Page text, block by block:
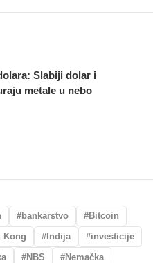
Slabiji dolar i
metale u nebo
bankarstvo
Bitcoin
Kong Indija
investicije
NBS
Nemačka